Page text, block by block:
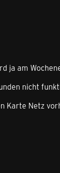
ja am
nicht
Netz